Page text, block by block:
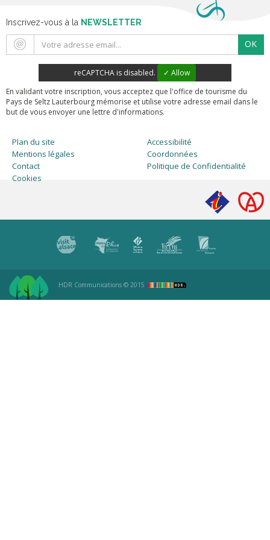
Inscrivez-vous à la NEWSLETTER
OK
reCAPTCHA is disabled.
✓ Allow
En validant votre inscription, vous acceptez que l'office de tourisme du
Pays de Seltz Lauterbourg mémorise et utilise votre adresse email dans le
but de vous envoyer une lettre d'informations.
Plan du site
Accessibilité
Mentions légales
Coordonnées
Contact
Politique de Confidentialité
Cookies
HDR Communications © 2015